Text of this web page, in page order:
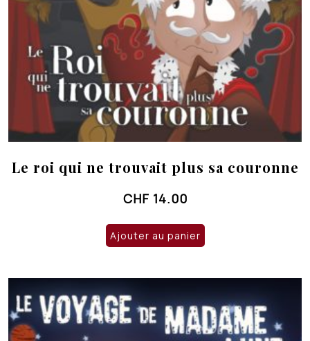
Le roi qui ne trouvait plus sa couronne
CHF 14.00
Ajouter au panier